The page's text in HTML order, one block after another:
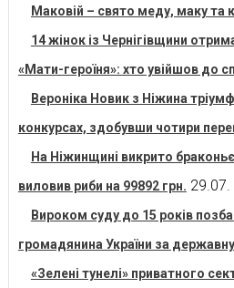
Маковій – свято меду, маку та
14 жінок із Чернігівщини
«Мати-героїня»: хто увійшов до
Вероніка Новик з Ніжина
конкурсах, здобувши чотири
На Ніжинщині викрито
виловив риби на 99892 грн. 29.07.
Вироком суду до 15 років
громадянина України за
«Зелені тунелі» приватного